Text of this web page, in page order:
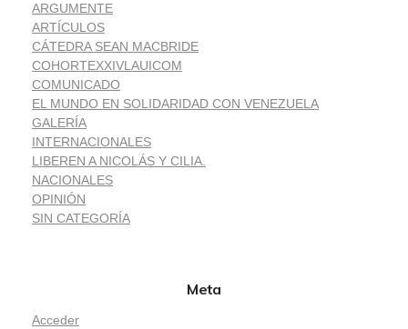
ARGUMENTE
ARTÍCULOS
CÁTEDRA SEAN MACBRIDE
COHORTEXXIVLAUICOM
COMUNICADO
EL MUNDO EN SOLIDARIDAD CON VENEZUELA
GALERÍA
INTERNACIONALES
LIBEREN A NICOLÁS Y CILIA.
NACIONALES
OPINIÓN
SIN CATEGORÍA
Meta
Acceder